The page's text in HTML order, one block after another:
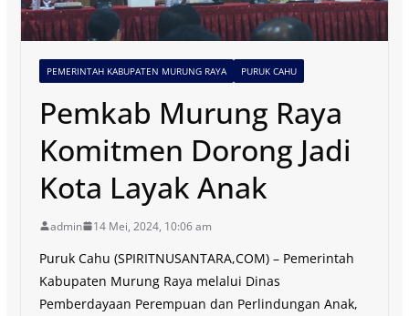
PEMERINTAH KABUPATEN MURUNG RAYA PURUK CAHU
Pemkab Murung Raya
Komitmen Dorong Jadi
Kota Layak Anak
admin 14 Mei, 2024, 10:06 am
Puruk Cahu (SPIRITNUSANTARA,COM) – Pemerintah
Kabupaten Murung Raya melalui Dinas
Pemberdayaan Perempuan dan Perlindungan Anak,